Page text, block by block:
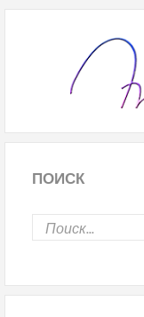
ПОИСК